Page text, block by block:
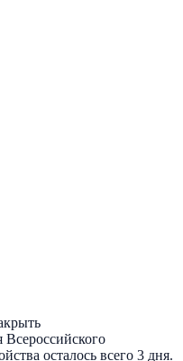
Всероссийского
осталось всего 3 дня.